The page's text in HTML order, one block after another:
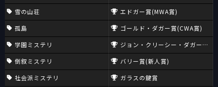
雪の山荘
孤島
学園ミステリ
倒叙ミステリ
社会派ミステリ
エドガー賞(MWA賞)
ゴールド・ダガー賞(CWA賞)
ジョン・クリーシー・ダガー賞
バリー賞(新人賞)
ガラスの鍵賞